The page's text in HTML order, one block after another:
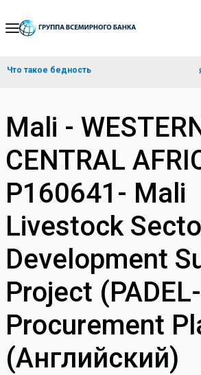
Skip
Navigation
Что такое бедность
Mali -
CENTRAL
P160641- Mali
Livestock
Development
Project
Procurement
(Английский)